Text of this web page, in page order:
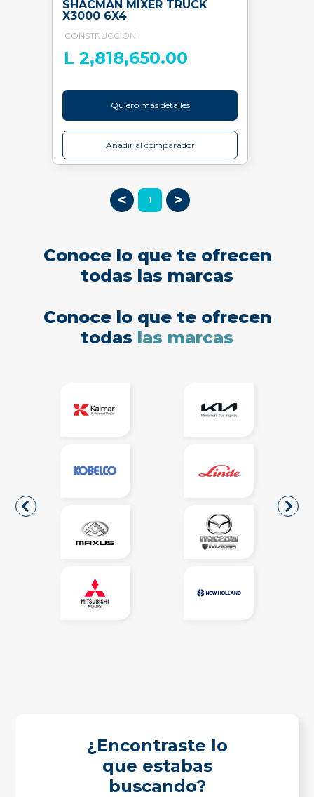
SHACMAN MIXER TRUCK
X3000 6X4
CONSTRUCCIÓN
L 2,818,650.00
Quiero más detalles
Añadir al comparador
< 1 >
Conoce lo que te ofrecen
todas las marcas
Conoce lo que te ofrecen
todas las marcas
¿Encontraste lo
que estabas
buscando?